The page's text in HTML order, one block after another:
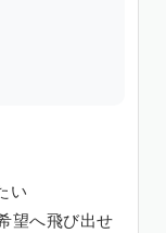
い
へ飛び出せ